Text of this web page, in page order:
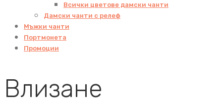
Всички цветове дамски чанти
Дамски чанти с релеф
Мъжки чанти
Портмонета
Промоции
Влизане